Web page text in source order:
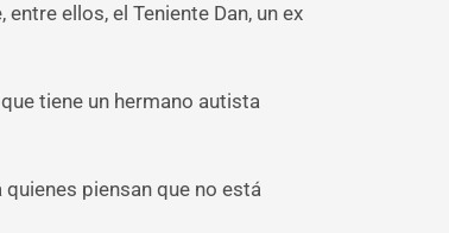
ellos, el Teniente Dan, un ex
tiene un hermano autista
piensan que no está